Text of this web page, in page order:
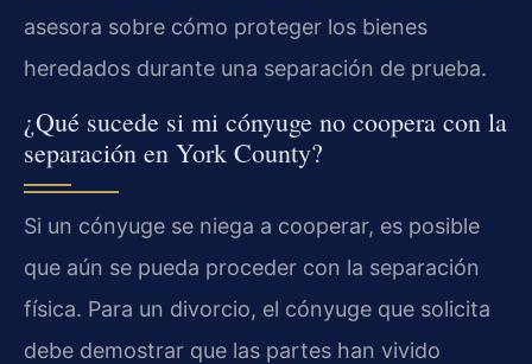
asesora sobre cómo proteger los bienes
heredados durante una separación de prueba.
¿Qué sucede si mi cónyuge no coopera con la
separación en York County?
Si un cónyuge se niega a cooperar, es posible
que aún se pueda proceder con la separación
física. Para un divorcio, el cónyuge que solicita
debe demostrar que las partes han vivido